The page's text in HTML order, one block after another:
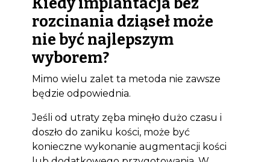
rozcinania dziąseł może
nie być najlepszym
wyborem?
Mimo wielu zalet ta metoda nie zawsze
będzie odpowiednia.
Jeśli od utraty zęba minęło dużo czasu i
doszło do zaniku kości, może być
konieczne wykonanie augmentacji kości